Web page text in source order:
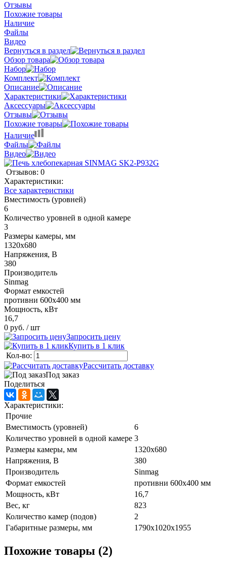
Отзывы
Похожие товары
Наличие
Файлы
Видео
Вернуться в раздел
Обзор товара
Набор
Комплект
Описание
Характеристики
Аксессуары
Отзывы
Похожие товары
Наличие
Файлы
Видео
Отзывов: 0
Характеристики:
Все характеристики
Вместимость (уровней)
6
Количество уровней в одной камере
3
Размеры камеры, мм
1320x680
Напряжения, В
380
Производитель
Sinmag
Формат емкостей
противни 600х400 мм
Мощность, кВт
16,7
0 руб. / шт
Запросить цену
Купить в 1 клик
Кол-во:
Рассчитать доставку
Под заказ
Поделиться
Характеристики:
Прочие
Вместимость (уровней)
6
Количество уровней в одной камере 3
Размеры камеры, мм
1320x680
Напряжения, В
380
Производитель
Sinmag
Формат емкостей
противни 600х400 мм
Мощность, кВт
16,7
Вес, кг
823
Количество камер (подов)
2
Габаритные размеры, мм
1790х1020х1955
Похожие товары (2)